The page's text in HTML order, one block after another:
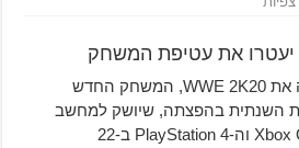
יעטרו את עטיפת המשחק
חברת 2K Games חשפה את WWE 2K20, המשחק החדש
השנתית בהפצתה, שיושק למחשב
האישי ולקונסולות ה-Xbox One וה-PlayStation 4 ב-22